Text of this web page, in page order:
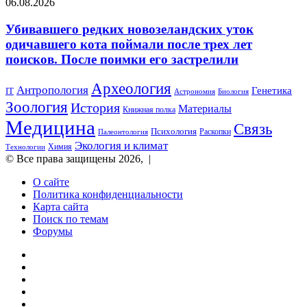
можно
под
электронным
микроскопом
новозеландских
уток
одичавшего
кота
после
трех
лет
поисков.
После
поимки
его
06.08.2026
Убивавшего редких новозеландских уток
одичавшего кота поймали после трех лет
поисков. После поимки его застрелили
IT Антропология Археология Астрономия Биология Генетика
Зоология История Книжная полка Материалы
Медицина Палеонтология Психология Раскопки Связь
Технологии Химия Экология и климат
© Все права защищены 2026, |
О сайте
Политика конфиденциальности
Карта сайта
Поиск по темам
Форумы